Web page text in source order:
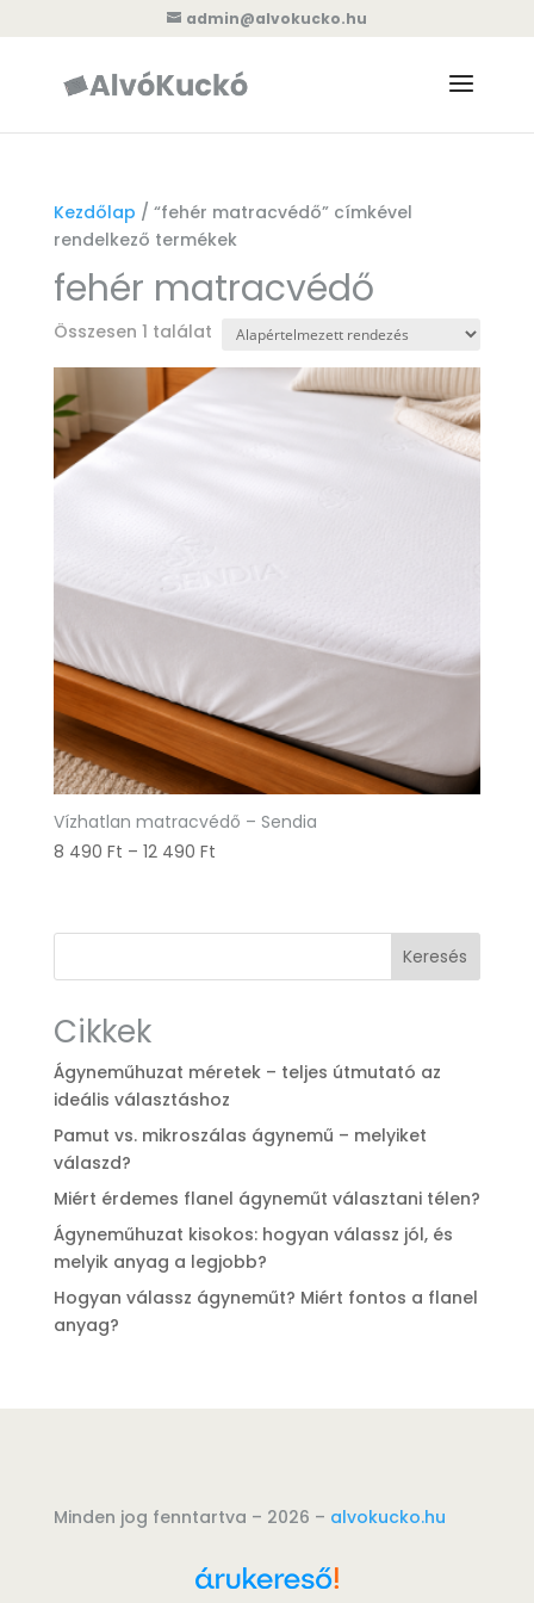
admin@alvokucko.hu
Kezdőlap / “fehér matracvédő” címkével
rendelkező termékek
fehér matracvédő
Összesen 1 találat
Vízhatlan matracvédő – Sendia
8 490 Ft – 12 490 FtÁrtartomány:
-
490 Ft
Keresés
Cikkek
Ágyneműhuzat méretek – teljes útmutató az
ideális választáshoz
Pamut vs. mikroszálas ágynemű – melyiket
válaszd?
Miért érdemes flanel ágyneműt választani télen?
Ágyneműhuzat kisokos: hogyan válassz jól, és
melyik anyag a legjobb?
Hogyan válassz ágyneműt? Miért fontos a flanel
anyag?
Minden jog fenntartva – 2026 – alvokucko.hu